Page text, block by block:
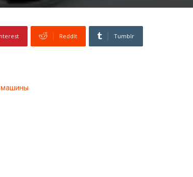
ReddIt Tumblr
машины